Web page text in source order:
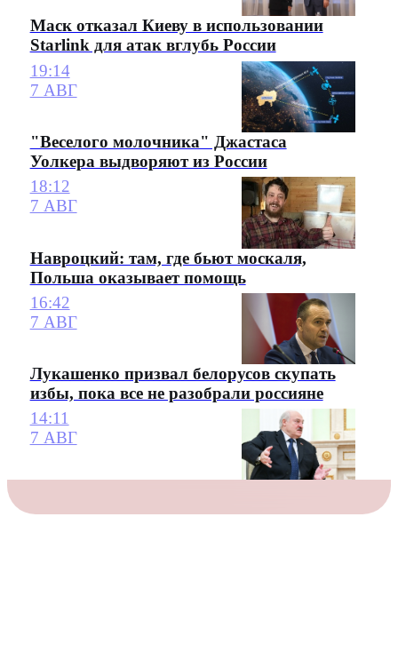
Маск отказал Киеву в использовании
Starlink для атак вглубь России
19:14
7 АВГ
"Веселого молочника" Джастаса
Уолкера выдворяют из России
18:12
7 АВГ
Навроцкий: там, где бьют москаля,
Польша оказывает помощь
16:42
7 АВГ
Лукашенко призвал белорусов скупать
избы, пока все не разобрали россияне
14:11
7 АВГ